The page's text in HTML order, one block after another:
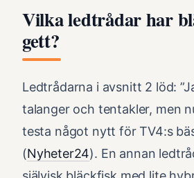
Vilka ledtrådar har
gett?
Ledtrådarna i avsnitt 2 löd:
talanger och tentakler, men
testa något nytt för TV4:s
(Nyheter24). En annan